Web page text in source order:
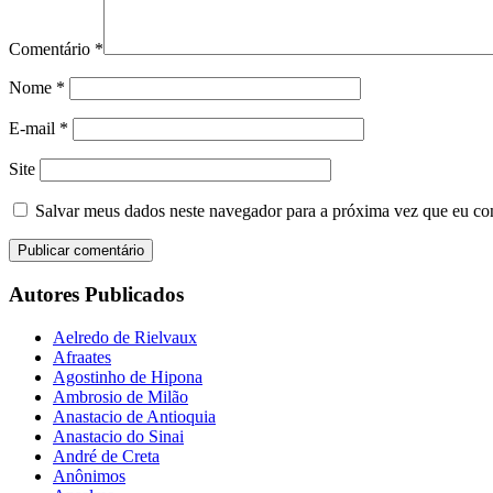
Comentário *
Nome *
E-mail *
Site
Salvar meus dados neste navegador para a próxima vez que eu
Autores Publicados
Aelredo de Rielvaux
Afraates
Agostinho de Hipona
Ambrosio de Milão
Anastacio de Antioquia
Anastacio do Sinai
André de Creta
Anônimos